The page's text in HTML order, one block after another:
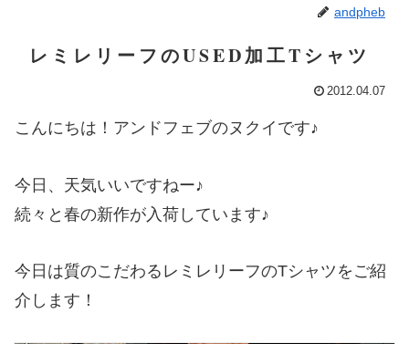
andpheb
レミレリーフのUSED加工Tシャツ
2012.04.07
こんにちは！アンドフェブのヌクイです♪
今日、天気いいですねー♪
続々と春の新作が入荷しています♪
今日は質のこだわるレミレリーフのTシャツをご紹
介します！